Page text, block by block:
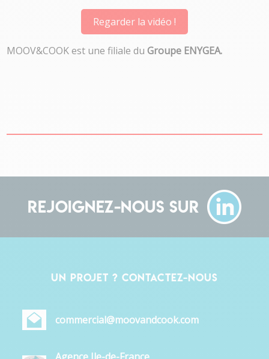
Regarder la vidéo !
MOOV&COOK est une filiale duGroupe ENYGEA.
Rejoignez-nous sur
Un projet ? Contactez-nous
commercial@moovandcook.com